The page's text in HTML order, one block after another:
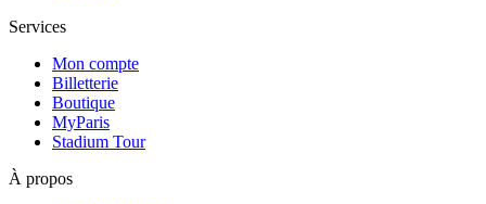
Services
Mon compte
Billetterie
Boutique
MyParis
Stadium Tour
À propos